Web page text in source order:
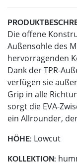
Die offene
Außensohle des
hervorragenden
Dank der TPR-
verfügen sie
Grip in alle
sorgt die EVA-
ein Allrounder,
HÖHE: Lowcut
KOLLEKTION: